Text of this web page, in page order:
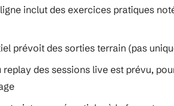
inclut des exercices pratiques
prévoit des sorties terrain (pas
replay des sessions live est prévu,